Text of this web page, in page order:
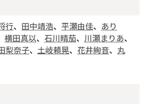
行、 田中靖浩、 平瀬由佳、 あり
横田真以、 石川晴茄、 川瀬まりあ、
梨奈子、 土岐頼晃、 花井絢音、 丸